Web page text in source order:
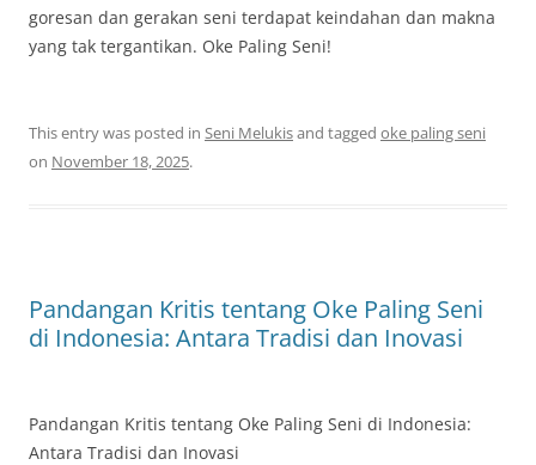
goresan dan gerakan seni terdapat keindahan dan makna
yang tak tergantikan. Oke Paling Seni!
This entry was posted in Seni Melukisand tagged oke paling seni
on November 18, 2025.
Pandangan Kritis tentang Oke Paling Seni
di Indonesia: Antara Tradisi dan Inovasi
Pandangan Kritis tentang Oke Paling Seni di Indonesia:
Antara Tradisi dan Inovasi